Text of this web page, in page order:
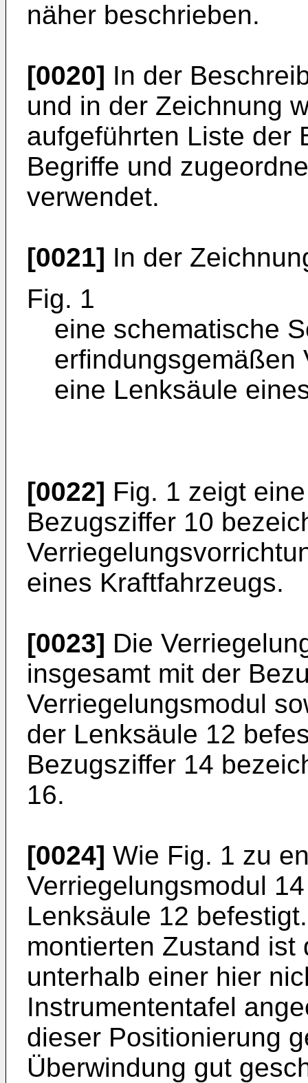
näher beschrieben.
[0020] In der
und in der Zeichnung
aufgeführten Liste der
Begriffe und
verwendet.
[0021] In der
Fig. 1
eine schematische
erfindungsgemäßen
eine Lenksäule
[0022] Fig. 1 zeigt
Bezugsziffer 10
eines Kraftfahrzeugs.
[0023] Die
insgesamt mit der
Verriegelungsmodul
der Lenksäule 12
Bezugsziffer 14
16.
[0024] Wie Fig. 1 zu
Verriegelungsmodul
Lenksäule 12
montierten Zustand ist
unterhalb einer hier
Instrumententafel
dieser Positionierung
Überwindung gut